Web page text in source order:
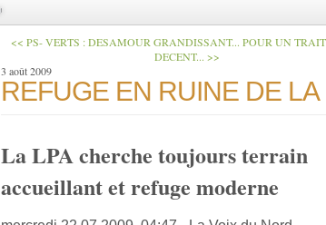
<< PS- VERTS : DESAMOUR GRANDISSANT... POUR UN
DECENT... >>
3 août 2009
REFUGE EN RUINE DE LA
La LPA cherche toujours terrain
accueillant et refuge moderne